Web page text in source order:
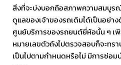
สิ่งที่จะบ่งบอกถือสภาพความสมบูรณ์
ดูแลของเจ้าของรถเดิมได้เป็นอย่า
ศูนย์บริการของรถยนต์ยี่ห้อนั้น ๆ เ
หมายเลขตัวถังไปตรวจสอบก็จะทรา
เป็นไปตามกำหนดหรือไม่ มีการซ่อม